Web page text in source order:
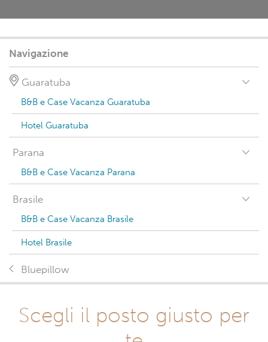
Navigazione
Guaratuba
B&B e Case Vacanza Guaratuba
Hotel Guaratuba
Parana
B&B e Case Vacanza Parana
Brasile
B&B e Case Vacanza Brasile
Hotel Brasile
Bluepillow
Scegli il posto giusto per